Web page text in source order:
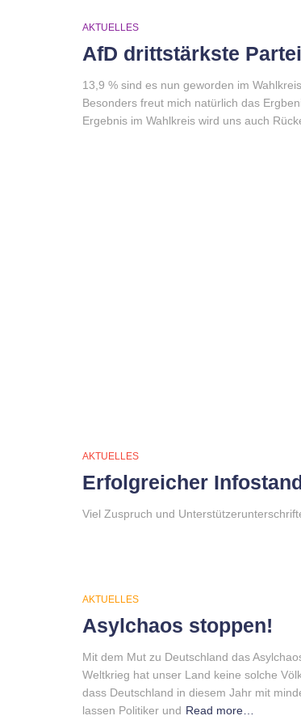
AKTUELLES
AfD drittstärkste
13,9 % sind es nun geworden im
Besonders freut mich natürlich das
Ergebnis im Wahlkreis wird uns auch
AKTUELLES
Erfolgreicher
Viel Zuspruch und
AKTUELLES
Asylchaos stoppen!
Mit dem Mut zu Deutschland das
Weltkrieg hat unser Land keine solche
dass Deutschland in diesem Jahr mit
lassen Politiker und Read more…